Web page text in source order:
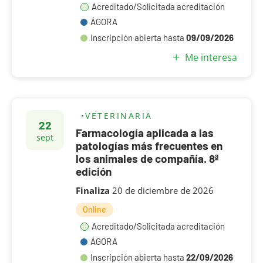
Acreditado/Solicitada acreditación
ÁGORA
Inscripción abierta hasta 09/09/2026
Me interesa
22
sept
VETERINARIA
Farmacología aplicada a las
patologías más frecuentes en
los animales de compañía. 8ª
edición
Finaliza 20 de diciembre de 2026
Online
Acreditado/Solicitada acreditación
ÁGORA
Inscripción abierta hasta 22/09/2026